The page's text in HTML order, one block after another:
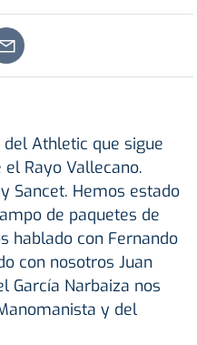
Athletic que sigue
Rayo Vallecano.
Sancet. Hemos estado
de paquetes de
hablado con Fernando
con nosotros Juan
García Narbaiza nos
y del